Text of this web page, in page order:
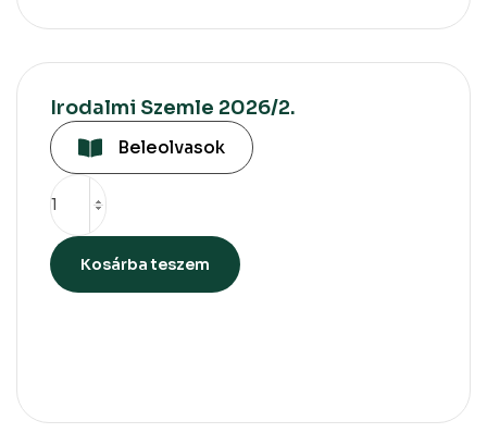
Irodalmi Szemle 2026/2.
Beleolvasok
Kosárba teszem